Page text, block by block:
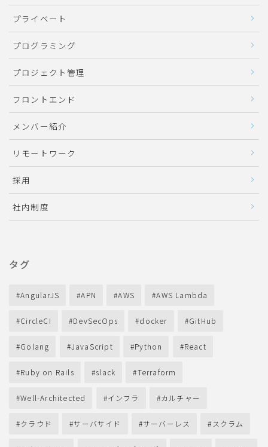
プライベート
プログラミング
プロジェクト管理
フロントエンド
メンバー紹介
リモートワーク
採用
社内制度
タグ
AngularJS APN AWS AWS Lambda
CircleCI DevSecOps docker GitHub
Golang JavaScript Python React
Ruby on Rails slack Terraform
Well-Architected インフラ カルチャー
クラウド サーバサイド サーバーレス スクラム